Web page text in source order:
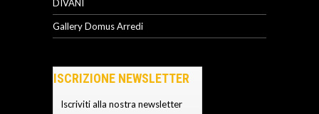
DIVANI
Gallery Domus Arredi
ISCRIZIONE NEWSLETTER
Iscriviti alla nostra newsletter